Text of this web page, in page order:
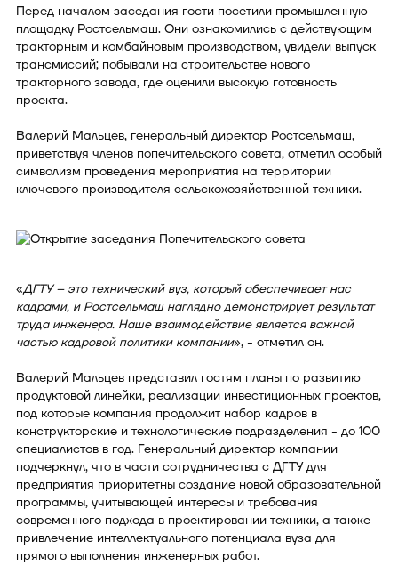
Перед началом заседания гости посетили промышленную
площадку Ростсельмаш. Они ознакомились с действующим
тракторным и комбайновым производством, увидели выпуск
трансмиссий; побывали на строительстве нового
тракторного завода, где оценили высокую готовность
проекта.
Валерий Мальцев, генеральный директор Ростсельмаш,
приветствуя членов попечительского совета, отметил особый
символизм проведения мероприятия на территории
ключевого производителя сельскохозяйственной техники.
«ДГТУ – это технический вуз, который обеспечивает нас
кадрами, и Ростсельмаш наглядно демонстрирует результат
труда инженера. Наше взаимодействие является важной
частью кадровой политики компании», - отметил он.
Валерий Мальцев представил гостям планы по развитию
продуктовой линейки, реализации инвестиционных проектов,
под которые компания продолжит набор кадров в
конструкторские и технологические подразделения - до 100
специалистов в год. Генеральный директор компании
подчеркнул, что в части сотрудничества с ДГТУ для
предприятия приоритетны создание новой образовательной
программы, учитывающей интересы и требования
современного подхода в проектировании техники, а также
привлечение интеллектуального потенциала вуза для
прямого выполнения инженерных работ.